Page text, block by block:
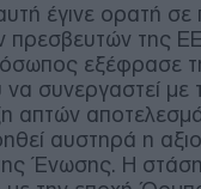
έγινε ορατή
πρεσβευτών της
εξέφρασε
συνεργαστεί με
απτών
αυστηρά η
Ένωσης. Η στάση